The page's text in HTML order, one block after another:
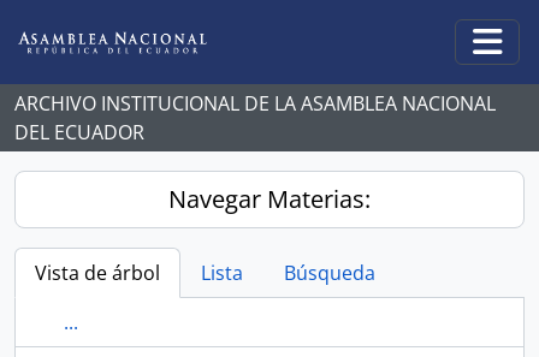
ARCHIVO INSTITUCIONAL DE LA ASAMBLEA NACIONAL
DEL ECUADOR
Navegar Materias:
Vista de árbol Lista
Búsqueda
...